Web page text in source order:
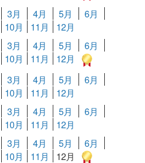
3月 4月 5月
6月
10月 11月 12月
3月 4月 5月
6月
10月 11月 12月
3月 4月 5月
6月
10月 11月 12月
3月 4月 5月
6月
10月 11月 12月
3月 4月 5月
6月
10月 11月 12月